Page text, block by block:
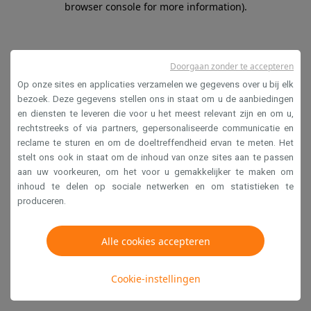
browser console for more information).
Op onze sites en applicaties verzamelen we gegevens over u bij elk
bezoek. Deze gegevens stellen ons in staat om u de aanbiedingen
en diensten te leveren die voor u het meest relevant zijn en om u,
rechtstreeks of via partners, gepersonaliseerde communicatie en
reclame te sturen en om de doeltreffendheid ervan te meten. Het
stelt ons ook in staat om de inhoud van onze sites aan te passen
aan uw voorkeuren, om het voor u gemakkelijker te maken om
inhoud te delen op sociale netwerken en om statistieken te
produceren.
Alle cookies accepteren
Cookie-instellingen
Doorgaan zonder te accepteren